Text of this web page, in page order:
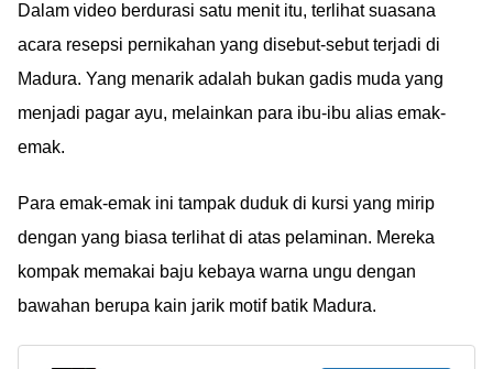
Dalam video berdurasi satu menit itu, terlihat suasana
acara resepsi pernikahan yang disebut-sebut terjadi di
Madura. Yang menarik adalah bukan gadis muda yang
menjadi pagar ayu, melainkan para ibu-ibu alias emak-
emak.
Para emak-emak ini tampak duduk di kursi yang mirip
dengan yang biasa terlihat di atas pelaminan. Mereka
kompak memakai baju kebaya warna ungu dengan
bawahan berupa kain jarik motif batik Madura.